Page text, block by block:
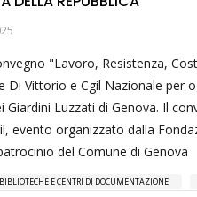
"Lavoro, Resistenza,
Di Vittorio e Cgil Nazionale
Giardini Luzzati di Genova. Il
evento organizzato dalla
del Comune di Genova
E CENTRI DI DOCUMENTAZIONE